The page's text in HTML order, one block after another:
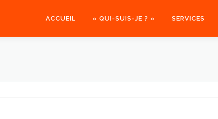
ACCUEIL « QUI-SUIS-JE ? » SERVICES